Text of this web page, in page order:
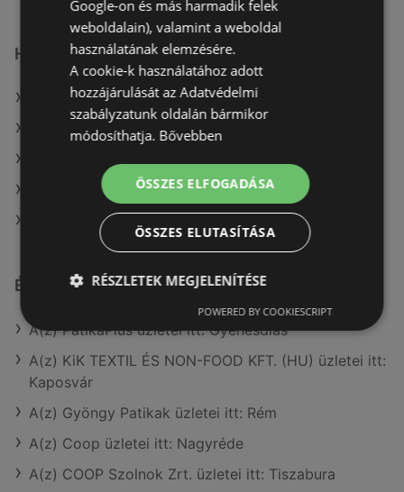
Hasonló kiskereskedők
A(z) goods market ajánlatai
A(z) Pingvin Patika ajánlatai
A(z) Rossmann ajánlatai
A(z) dm ajánlatai
A(z) Kulcs patika ajánlatai
Érdeklődésre számot tartó elemek itt:
A(z) PatikaPlus üzletei itt: Gyenesdiás
A(z) KiK TEXTIL ÉS NON-FOOD KFT. (HU) üzletei itt:
Kaposvár
A(z) Gyöngy Patikak üzletei itt: Rém
A(z) Coop üzletei itt: Nagyréde
A(z) COOP Szolnok Zrt. üzletei itt: Tiszabura
Google-on és más harmadik felek
weboldalain), valamint a weboldal
használatának elemzésére.
A cookie-k használatához adott
hozzájárulását az Adatvédelmi
szabályzatunk oldalán bármikor
módosíthatja. Bővebben
ÖSSZES ELFOGADÁSA
ÖSSZES ELUTASÍTÁSA
RÉSZLETEK MEGJELENÍTÉSE
POWERED BY COOKIESCRIPT